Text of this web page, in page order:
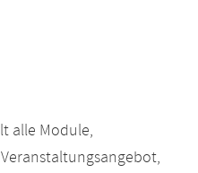
alle Module,